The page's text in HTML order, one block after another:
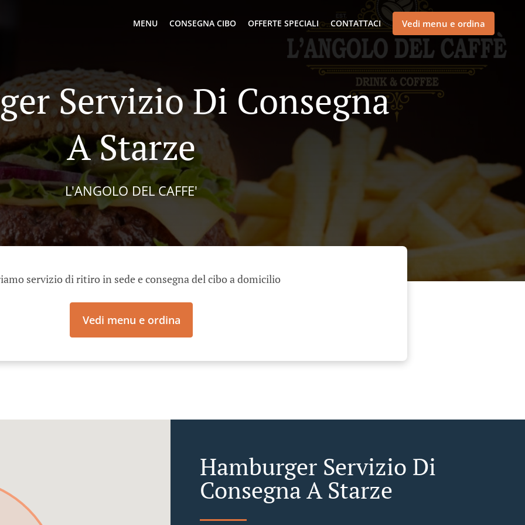
MENU CONSEGNA CIBO OFFERTE SPECIALI CONTATTACI Vedi menu e ordina
Servizio Di Consegna
A Starze
L'ANGOLO DEL CAFFE'
servizio di ritiro in sede e consegna del cibo a domicilio
Vedi menu e ordina
Hamburger Servizio Di
Consegna A Starze